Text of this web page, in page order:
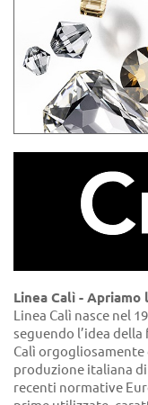
Linea Calì -
Linea Calì nasce nel
seguendo l’idea
Calì
produzione italiana
recenti normative